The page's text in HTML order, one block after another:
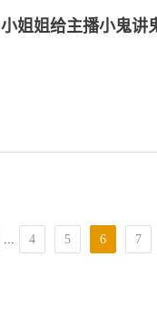
小姐姐给主播小鬼讲
... 4 5 6 7